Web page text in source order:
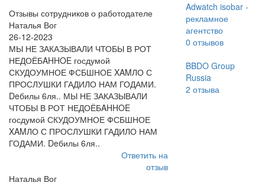
Отзывы сотрудников о работодателе
Наталья Вог
26-12-2023
МЫ НЕ ЗАКАЗЫВАЛИ ЧТОБЫ В РОТ
НЕДОЁБAHHOE госдумой
СКУДОУМНОЕ ФСБШНОЕ XAMЛО С
ПРОСЛУШКИ ГАДИЛО НАМ ГОДАМИ.
Deбилы 6ля.. МЫ НЕ ЗАКАЗЫВАЛИ
ЧТОБЫ В РОТ НЕДОЁБAHHOE
госдумой СКУДОУМНОЕ ФСБШНОЕ
XAMЛО С ПРОСЛУШКИ ГАДИЛО НАМ
ГОДАМИ. Deбилы 6ля..
Ответить на
отзыв
Наталья Вог
Adwatch isobar -
рекламное
агентство
0 отзывов
BBDO Group
Russia
2 отзыва